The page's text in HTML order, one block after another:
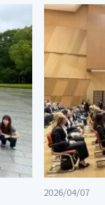
2026/04/07